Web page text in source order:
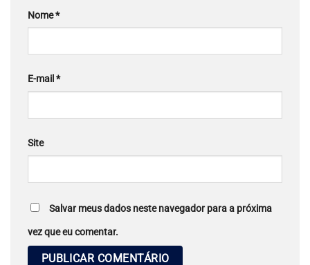
Nome*
E-mail*
Site
Salvar meus dados neste navegador para a próxima
vez que eu comentar.